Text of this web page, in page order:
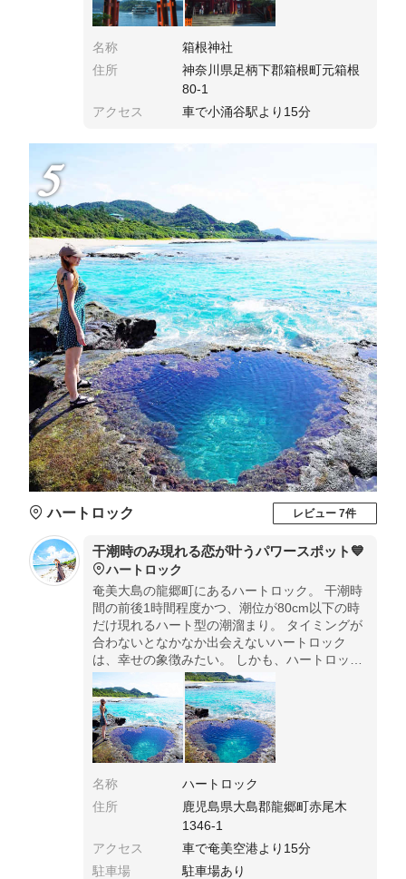
名称
箱根神社
住所
神奈川県足柄下郡箱根町元箱根
80-1
アクセス
車で小涌谷駅より15分
5
ハートロック レビュー 7件
干潮時のみ現れる恋が叶うパワースポット💙
ハートロック
奄美大島の龍郷町にあるハートロック。 干潮時
間の前後1時間程度かつ、潮位が80cm以下の時
だけ現れるハート型の潮溜まり。 タイミングが
合わないとなかなか出会えないハートロック
は、幸せの象徴みたい。 しかも、ハートロック
の画像を待ち受け画面にすると恋愛運アップに
効果があるそうです☺️
名称
ハートロック
住所
鹿児島県大島郡龍郷町赤尾木
1346-1
アクセス
車で奄美空港より15分
駐車場
駐車場あり